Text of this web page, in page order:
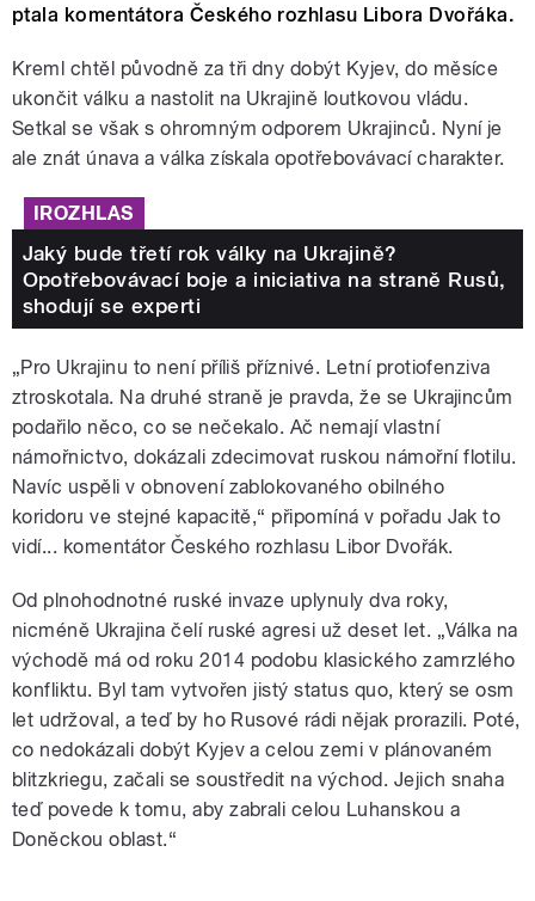
ptala komentátora Českého rozhlasu Libora Dvořáka.
Kreml chtěl původně za tři dny dobýt Kyjev, do měsíce
ukončit válku a nastolit na Ukrajině loutkovou vládu.
Setkal se však s ohromným odporem Ukrajinců. Nyní je
ale znát únava a válka získala opotřebovávací charakter.
IROZHLAS
Jaký bude třetí rok války na Ukrajině?
Opotřebovávací boje a iniciativa na straně Rusů,
shodují se experti
„Pro Ukrajinu to není příliš příznivé. Letní protiofenziva
ztroskotala. Na druhé straně je pravda, že se Ukrajincům
podařilo něco, co se nečekalo. Ač nemají vlastní
námořnictvo, dokázali zdecimovat ruskou námořní flotilu.
Navíc uspěli v obnovení zablokovaného obilného
koridoru ve stejné kapacitě,“ připomíná v pořadu Jak to
vidí... komentátor Českého rozhlasu Libor Dvořák.
Od plnohodnotné ruské invaze uplynuly dva roky,
nicméně Ukrajina čelí ruské agresi už deset let. „Válka na
východě má od roku 2014 podobu klasického zamrzlého
konfliktu. Byl tam vytvořen jistý status quo, který se osm
let udržoval, a teď by ho Rusové rádi nějak prorazili. Poté,
co nedokázali dobýt Kyjev a celou zemi v plánovaném
blitzkriegu, začali se soustředit na východ. Jejich snaha
teď povede k tomu, aby zabrali celou Luhanskou a
Doněckou oblast.“